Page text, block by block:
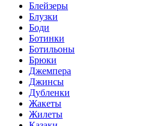
Блейзеры
Блузки
Боди
Ботинки
Ботильоны
Брюки
Джемпера
Джинсы
Дубленки
Жакеты
Жилеты